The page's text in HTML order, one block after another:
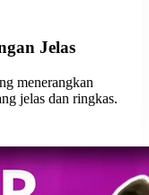
Jelas
menerangkan
jelas dan ringkas.